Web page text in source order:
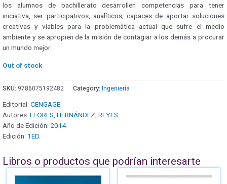
los alumnos de bachillerato desarrollen competencias para tener
iniciativa, ser participativos, analíticos, capaces de aportar soluciones
creativas y viables para la problemática actual que sufre el medio
ambiente y se apropien de la misión de contagiar a los demás a procurar
un mundo mejor.
Out of stock
SKU: 9786075192482 Category: Ingeniería
Editorial: CENGAGE
Autores: FLORES HERNÁNDEZ REYES
Año de Edición: 2014
Edición: 1ED.
Libros o productos que podrían interesarte